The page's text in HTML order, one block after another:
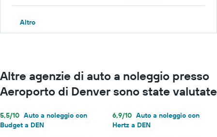
Altro
Altre agenzie di auto a noleggio presso
Aeroporto di Denver sono state valutate
5,5/10 Auto a noleggio con
Budget a DEN
6,9/10 Auto a noleggio con
Hertz a DEN